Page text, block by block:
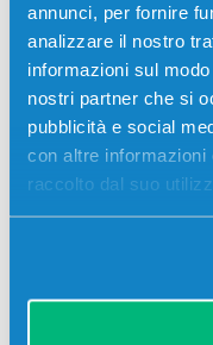
annunci, per fornire
analizzare il nostro
informazioni sul
nostri partner che si
pubblicità e social
con altre informazioni
raccolto dal suo
Toner originale
2000 pagine per
Samsung CLP-